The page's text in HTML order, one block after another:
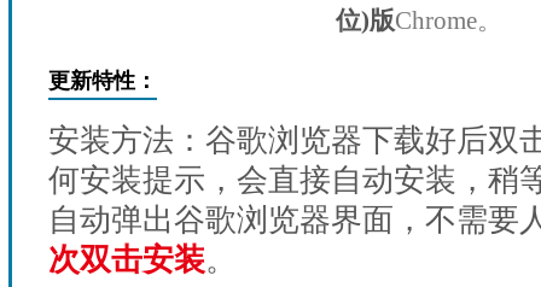
位)版Chrome。
更新特性：
安装方法：谷歌浏览器下载好后双
何安装提示，会直接自动安装，稍
自动弹出谷歌浏览器界面，不需要
次双击安装。